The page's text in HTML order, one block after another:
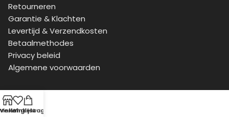
Retourneren
Garantie & Klachten
Levertijd & Verzendkosten
Betaalmethodes
Privacy beleid
Algemene voorwaarden
Verlanglijst
Winkelwagen